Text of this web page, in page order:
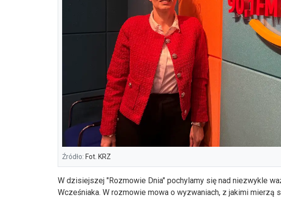
Źródło: Fot. KRZ
W dzisiejszej "Rozmowie Dnia" pochylamy się nad niezwykle
Wcześniaka. W rozmowie mowa o wyzwaniach, z jakimi mierzą